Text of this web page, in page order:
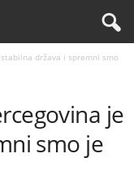
država i spremni smo
je
smo je